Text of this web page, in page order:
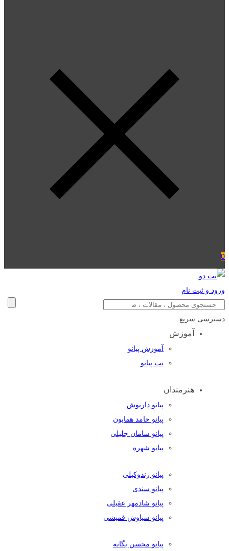
0
ورود و ثبت نام
دسترسی سریع
آموزش
آموزش پیانو
نت پیانو
هنرمندان
پیانو داریوش
پیانو حامد همایون
پیانو سامان جلیلی
پیانو شهره
پیانو زندوکیلی
پیانو سندی
پیانو شادمهر عقیلی
پیانو سیاوش قمیشی
پیانو محسن یگانه